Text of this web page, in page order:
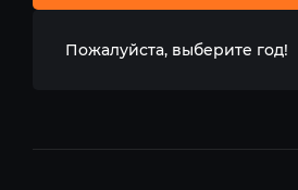
Пожалуйста, выберите год!